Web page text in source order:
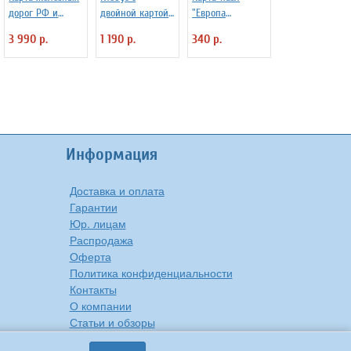
дорог РФ и
государств,
масштаб 1:3 640
3 990 р.
двойной картой
d=25 см с
подсветкой
1 190 р.
"Европа
340 р.
Информация
Доставка и оплата
Гарантии
Юр. лицам
Распродажа
Оферта
Политика конфиденциальности
Контакты
О компании
Статьи и обзоры